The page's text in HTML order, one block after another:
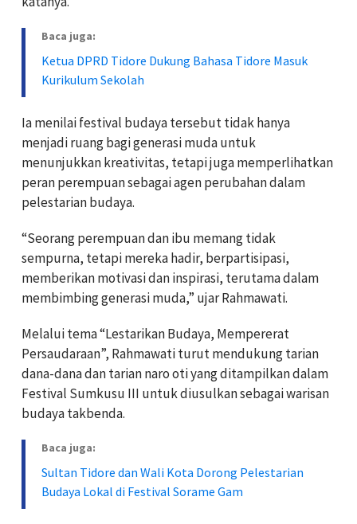
Baca juga:
Ketua DPRD Tidore Dukung Bahasa Tidore Masuk
Kurikulum Sekolah
Ia menilai festival budaya tersebut tidak hanya
menjadi ruang bagi generasi muda untuk
menunjukkan kreativitas, tetapi juga memperlihatkan
peran perempuan sebagai agen perubahan dalam
pelestarian budaya.
“Seorang perempuan dan ibu memang tidak
sempurna, tetapi mereka hadir, berpartisipasi,
memberikan motivasi dan inspirasi, terutama dalam
membimbing generasi muda,” ujar Rahmawati.
Melalui tema “Lestarikan Budaya, Mempererat
Persaudaraan”, Rahmawati turut mendukung tarian
dana-dana dan tarian naro oti yang ditampilkan dalam
Festival Sumkusu III untuk diusulkan sebagai warisan
budaya takbenda.
Baca juga:
Sultan Tidore dan Wali Kota Dorong Pelestarian
Budaya Lokal di Festival Sorame Gam